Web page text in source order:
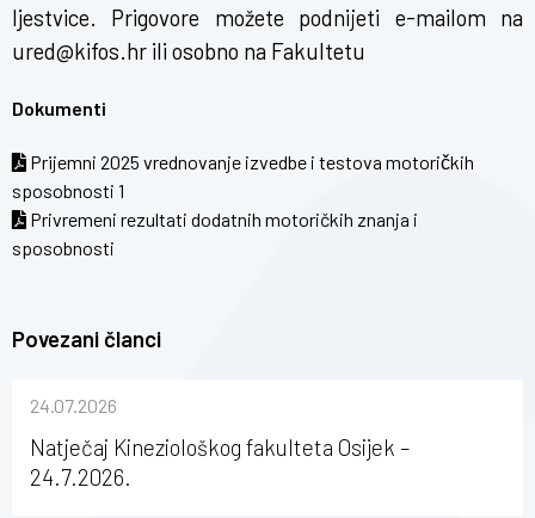
ljestvice. Prigovore možete podnijeti e-mailom na
ured@kifos.hr ili osobno na Fakultetu
Dokumenti
Prijemni 2025 vrednovanje izvedbe i testova motoričkih
sposobnosti 1
Privremeni rezultati dodatnih motoričkih znanja i
sposobnosti
Povezani članci
24.07.2026
Natječaj Kineziološkog fakulteta Osijek –
24.7.2026.